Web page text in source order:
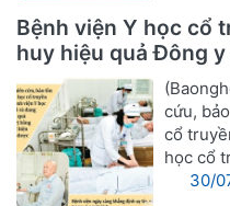
Bệnh viện Y học cổ
huy hiệu quả Đông
cứu,
cổ
học cổ
30/